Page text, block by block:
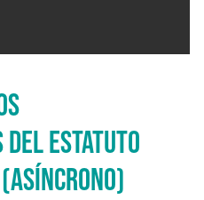
ESTATUTO